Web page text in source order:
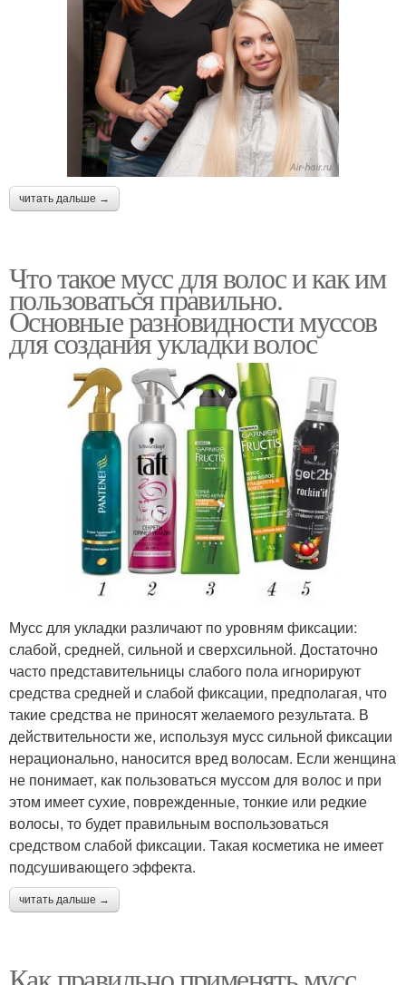
читать дальше →
Что такое мусс для волос и как им
пользоваться правильно.
Основные разновидности муссов
для создания укладки волос
Мусс для укладки различают по уровням фиксации:
слабой, средней, сильной и сверхсильной. Достаточно
часто представительницы слабого пола игнорируют
средства средней и слабой фиксации, предполагая, что
такие средства не приносят желаемого результата. В
действительности же, используя мусс сильной фиксации
нерационально, наносится вред волосам. Если женщина
не понимает, как пользоваться муссом для волос и при
этом имеет сухие, поврежденные, тонкие или редкие
волосы, то будет правильным воспользоваться
средством слабой фиксации. Такая косметика не имеет
подсушивающего эффекта.
читать дальше →